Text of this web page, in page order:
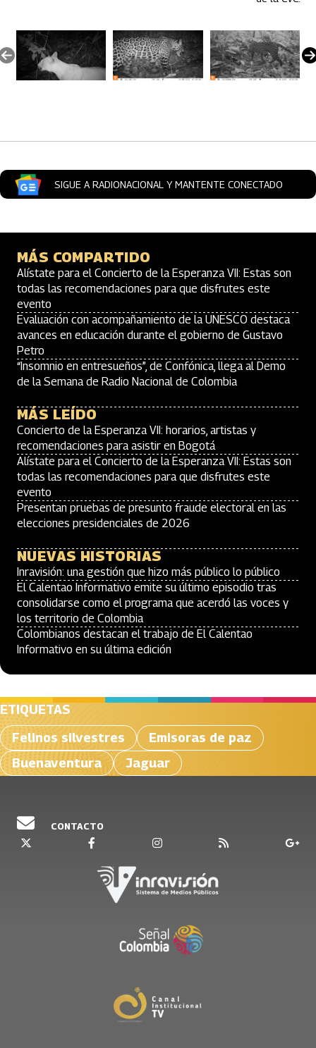
SIGUE A RADIONACIONAL Y MANTENTE CONECTADO
MÁS COMPARTIDO
Alístate para el Concierto de la Esperanza VII: Estas son
todas las recomendaciones para que disfrutes este
evento
Evaluación con acompañamiento de la UNESCO destaca
avances en educación durante el gobierno de Gustavo
Petro
“Insomnio en entresueños”, de Confónica, llega al Demo
de la Semana de Radio Nacional de Colombia
MÁS LEÍDO
Concierto de la Esperanza VII: horarios, artistas y
recomendaciones para asistir en Bogotá
Alístate para el Concierto de la Esperanza VII: Estas son
todas las recomendaciones para que disfrutes este
evento
Presentan pruebas de presunto fraude electoral en las
elecciones presidenciales de 2026
NUEVAS HISTORIAS
Inravisión: una gestión que hizo más público lo público
El Calentao Informativo emite su último episodio tras
consolidarse como el programa que acerdó las voces y
los territorio de Colombia
Colombianos destacan el trabajo de El Calentao
Informativo en su última edición
ETIQUETAS
Felinos silvestres
Emisoras de paz
Buenaventura
Jaguar
CONTACTO